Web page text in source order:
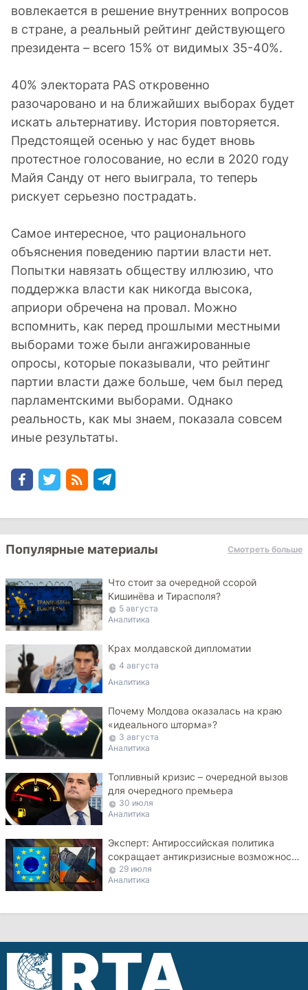
вовлекается в решение внутренних вопросов
в стране, а реальный рейтинг действующего
президента – всего 15% от видимых 35-40%.
40% электората PAS откровенно
разочаровано и на ближайших выборах будет
искать альтернативу. История повторяется.
Предстоящей осенью у нас будет вновь
протестное голосование, но если в 2020 году
Майя Санду от него выиграла, то теперь
рискует серьезно пострадать.
Самое интересное, что рационального
объяснения поведению партии власти нет.
Попытки навязать обществу иллюзию, что
поддержка власти как никогда высока,
априори обречена на провал. Можно
вспомнить, как перед прошлыми местными
выборами тоже были ангажированные
опросы, которые показывали, что рейтинг
партии власти даже больше, чем был перед
парламентскими выборами. Однако
реальность, как мы знаем, показала совсем
иные результаты.
Популярные материалы Смотреть больше
Что стоит за очередной ссорой
Кишинёва и Тирасполя?
5 августа
Аналитика
Крах молдавской дипломатии
4 августа
Аналитика
Почему Молдова оказалась на краю
«идеального шторма»?
3 августа
Аналитика
Топливный кризис – очередной вызов
для очередного премьера
30 июля
Аналитика
Эксперт: Антироссийская политика
сокращает антикризисные возможности
Молдовы
29 июля
Аналитика